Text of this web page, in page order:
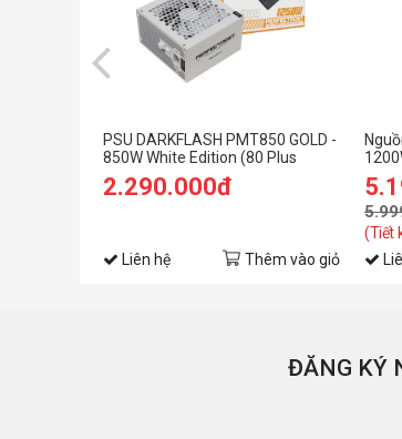
PSU DARKFLASH PMT850 GOLD -
850W White Edition (80 Plus
Gold/ATX3.1/PCI-e 5.1/Full
Modular)
2.290.000đ
Liên hệ Thêm vào giỏ
(Tiết
ĐĂNG KÝ